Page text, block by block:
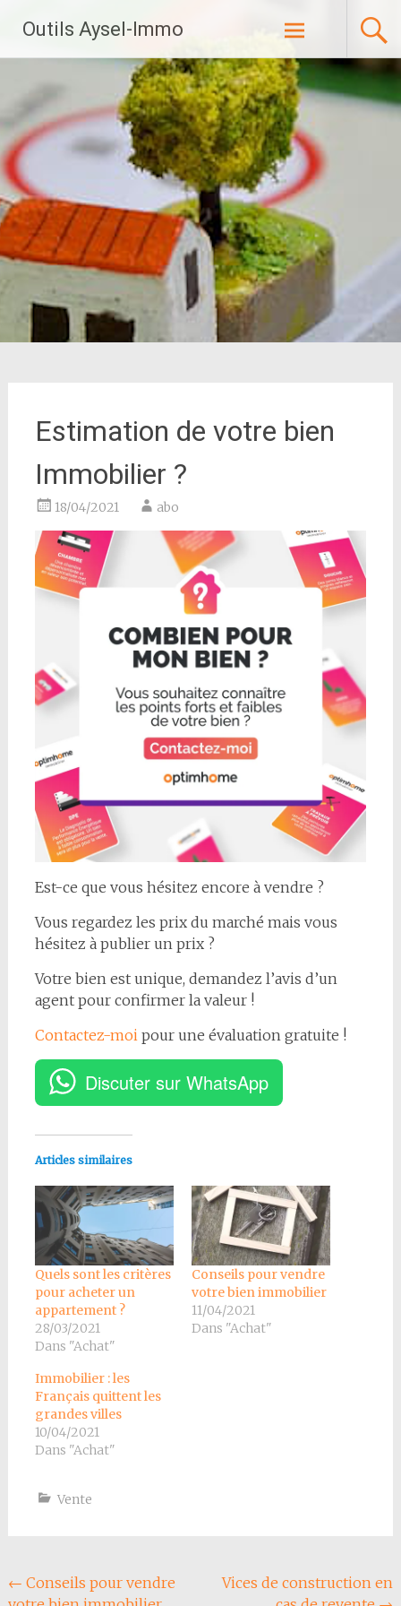
contenu
Outils Aysel-Immo
Estimation de votre bien
Immobilier ?
18/04/2021 abo
Est-ce que vous hésitez encore à vendre ?
Vous regardez les prix du marché mais vous
hésitez à publier un prix ?
Votre bien est unique, demandez l’avis d’un
agent pour confirmer la valeur !
Contactez-moipour une évaluation gratuite !
Discuter sur WhatsApp
Articles similaires
Quels sont les critères
pour acheter un
appartement ?
28/03/2021
Dans "Achat"
Conseils pour vendre
votre bien immobilier
11/04/2021
Dans "Achat"
Immobilier : les
Français quittent les
grandes villes
10/04/2021
Dans "Achat"
Vente
Navigation
← Conseils pour vendre
Vices de construction en